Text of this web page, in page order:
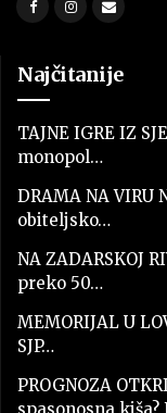
Najčitanije
TAJNE IGRE IZ
monopol…
DRAMA NA
obiteljsko…
NA ZADARSKOJ
preko 50…
MEMORIJAL U
SJP…
PROGNOZA